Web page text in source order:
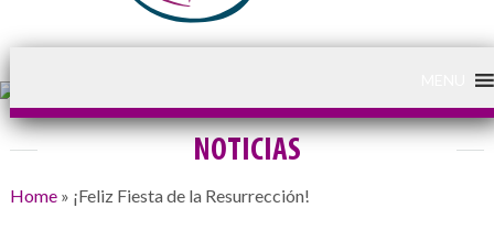
NOTICIAS
Home» ¡Feliz Fiesta de la Resurrección!